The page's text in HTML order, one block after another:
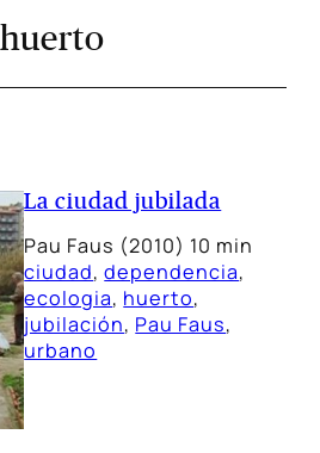
huerto
La ciudad jubilada
Pau Faus (2010) 10 min
ciudad, dependencia
ecologia, huerto
jubilación, Pau Faus
urbano